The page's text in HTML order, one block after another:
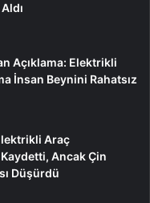
Açıklama: Elektrikli
İnsan Beynini Rahatsız
Araç
Kaydetti, Ancak Çin
Düşürdü